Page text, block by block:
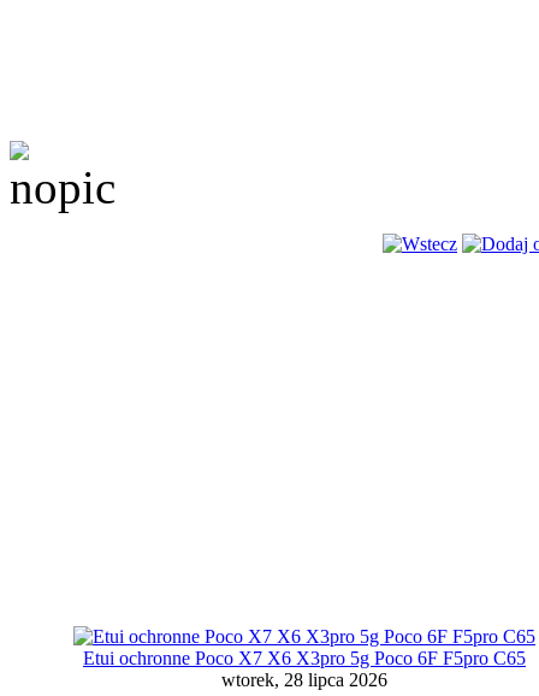
Etui ochronne Poco X7 X6 X3pro 5g Poco 6F F5pro C65
wtorek, 28 lipca 2026